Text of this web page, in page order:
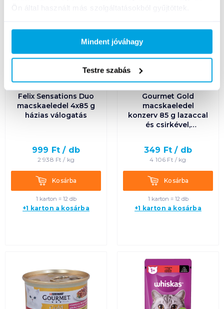
Ön által használt más szolgáltatásokból gyűjtöttek.
Mindent jóváhagy
Testre szabás
Felix Sensations Duo
macskaeledel 4x85 g
házias válogatás
999 Ft / db
2 938 Ft / kg
KosárbaKosárba
1 karton = 12 db
+1 karton a kosárba
Gourmet Gold
macskaeledel
konzerv 85 g lazaccal
és csirkével,
349 Ft / db
4 106 Ft / kg
KosárbaKosárba
1 karton = 12 db
+1 karton a kosárba